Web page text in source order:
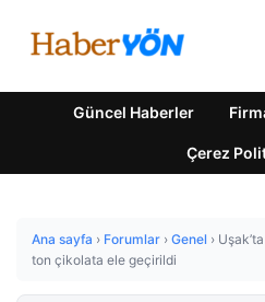
Güncel Haberler
Çerez
Ana sayfa › Forumlar › Genel ›
ton çikolata ele geçirildi